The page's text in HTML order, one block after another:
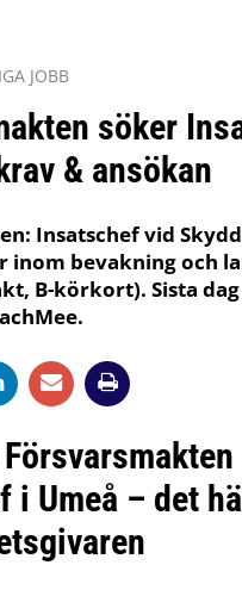
JOBB
söker
& ansökan
Insatschef vid
inom bevakning och
B-körkort). Sista dag
i Umeå – det